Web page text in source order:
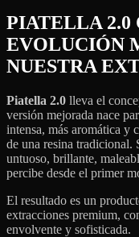
PIATELLA 2.0
EVOLUCIÓN
NUESTRA
Piatella 2.0 lleva el
versión mejorada nace
intensa, más aromática y
de una resina tradicional.
untuoso, brillante,
percibe desde el primer
El resultado es un
extracciones premium,
envolvente y sofisticada.